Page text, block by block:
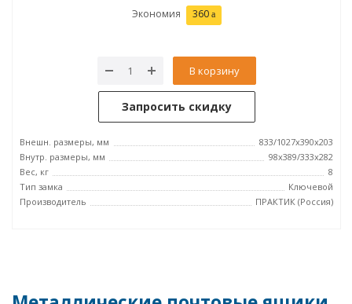
Экономия 360
В корзину
Запросить скидку
Внешн. размеры, мм
833/1027x390x203
Внутр. размеры, мм
98x389/333x282
Вес, кг
8
Тип замка
Ключевой
Производитель
ПРАКТИК (Россия)